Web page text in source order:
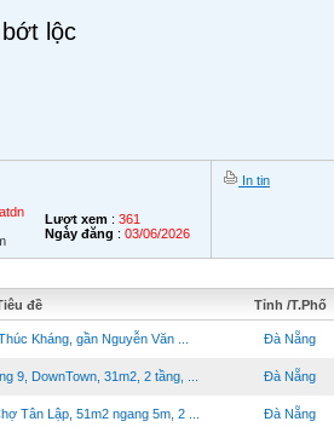
lộc
Lượt xem : 361
Ngày đăng : 03/06/2026
In tin
đề Tỉnh /T.Phố
Kháng, gần Nguyễn Văn ... Đà Nẵng
9, DownTown, 31m2, 2 tầng, ... Đà Nẵng
Tân Lập, 51m2 ngang 5m, 2 ... Đà Nẵng